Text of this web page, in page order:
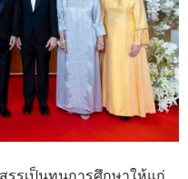
รรเป็นทุนการศึกษาให้แก่